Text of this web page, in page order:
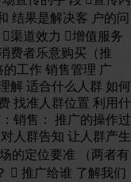
结果是解决客 户的问
渠道效力 增值服务
费者乐意购买（推
工作 销售管理 广
解 适合什么人群 如何
找准人群位置 利用什
销售： 推广的操作过
人群告知 让人群产生
的定位要准 （两者有
 推广给谁 了解我们